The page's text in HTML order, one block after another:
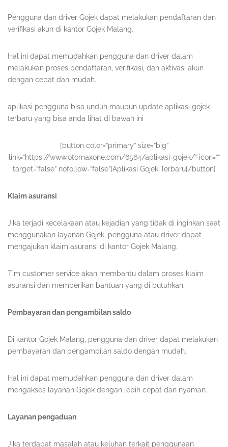
Pengguna dan driver Gojek dapat melakukan pendaftaran dan
verifikasi akun di kantor Gojek Malang.
Hal ini dapat memudahkan pengguna dan driver dalam
melakukan proses pendaftaran, verifikasi, dan aktivasi akun
dengan cepat dan mudah.
aplikasi pengguna bisa unduh maupun update aplikasi gojek
terbaru yang bisa anda lihat di bawah ini
[button color=”primary” size=”big”
link=”https://www.otomaxone.com/6564/aplikasi-gojek/” icon=””
target=”false” nofollow=”false”]Aplikasi Gojek Terbaru[/button]
Klaim asuransi
Jika terjadi kecelakaan atau kejadian yang tidak di inginkan saat
menggunakan layanan Gojek, pengguna atau driver dapat
mengajukan klaim asuransi di kantor Gojek Malang.
Tim customer service akan membantu dalam proses klaim
asuransi dan memberikan bantuan yang di butuhkan.
Pembayaran dan pengambilan saldo
Di kantor Gojek Malang, pengguna dan driver dapat melakukan
pembayaran dan pengambilan saldo dengan mudah.
Hal ini dapat memudahkan pengguna dan driver dalam
mengakses layanan Gojek dengan lebih cepat dan nyaman.
Layanan pengaduan
Jika terdapat masalah atau keluhan terkait penggunaan